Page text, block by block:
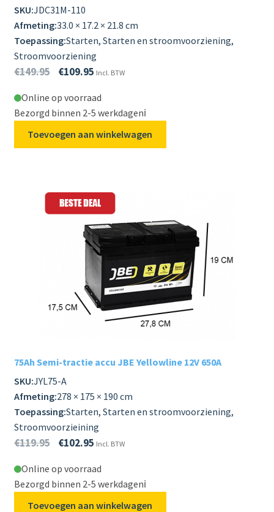
SKU:JDC31M-110
Afmeting:33.0 × 17.2 × 21.8 cm
Toepassing:Starten, Starten en stroomvoorziening,
Stroomvoorziening
€149.95 €109.95 Incl. BTW
Online op voorraad
Bezorgd binnen 2-5 werkdagenℹ️
Toevoegen aan winkelwagen
75Ah Semi-tractie accu JBE Yellowline 12V 650A
SKU:JYL75-A
Afmeting:278 × 175 × 190 cm
Toepassing:Starten, Starten en stroomvoorziening,
Stroomvoorzieining
€119.95 €102.95 Incl. BTW
Online op voorraad
Bezorgd binnen 2-5 werkdagenℹ️
Toevoegen aan winkelwagen